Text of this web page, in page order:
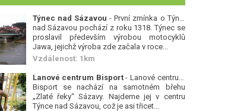
Týnec nad Sázavou - První zmínka o Týnci
nad Sázavou pochází z roku 1318. Týnec se
proslavil především výrobou motocyklů
Jawa, jejichž výroba zde začala v roce...
Vzdálenost: 1km
Lanové centrum Bisport- Lanové centrum
Bisport se nachází na samotném břehu
„Zlaté řeky“ Sázavy. Najdeme jej v centru
Týnce nad Sázavou, což je asi třicet...